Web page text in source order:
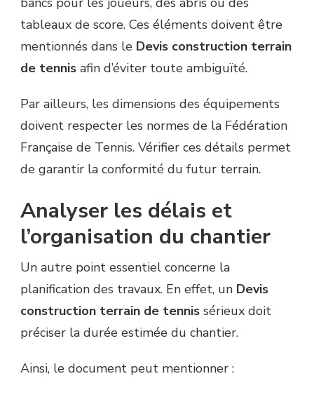
tableaux de score. Ces éléments doivent être
mentionnés dans le Devis construction terrain
de tennis afin d’éviter toute ambiguïté.
Par ailleurs, les dimensions des équipements
doivent respecter les normes de la Fédération
Française de Tennis. Vérifier ces détails permet
de garantir la conformité du futur terrain.
Analyser les délais et
l’organisation du chantier
Un autre point essentiel concerne la
planification des travaux. En effet, un Devis
construction terrain de tennis sérieux doit
préciser la durée estimée du chantier.
Ainsi, le document peut mentionner :